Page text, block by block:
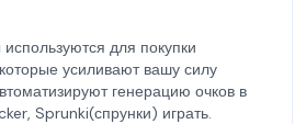
для покупки
усиливают вашу силу
генерацию очков в
Sprunki(спрунки) играть.